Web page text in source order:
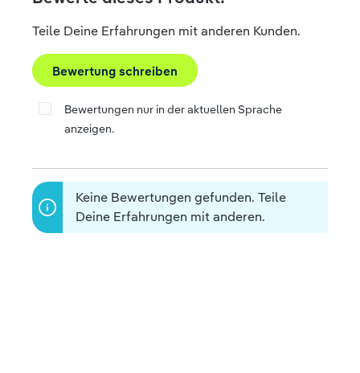
Teile Deine Erfahrungen mit anderen Kunden.
Bewertung schreiben
Bewertungen nur in der aktuellen Sprache
anzeigen.
Keine Bewertungen gefunden. Teile
Deine Erfahrungen mit anderen.